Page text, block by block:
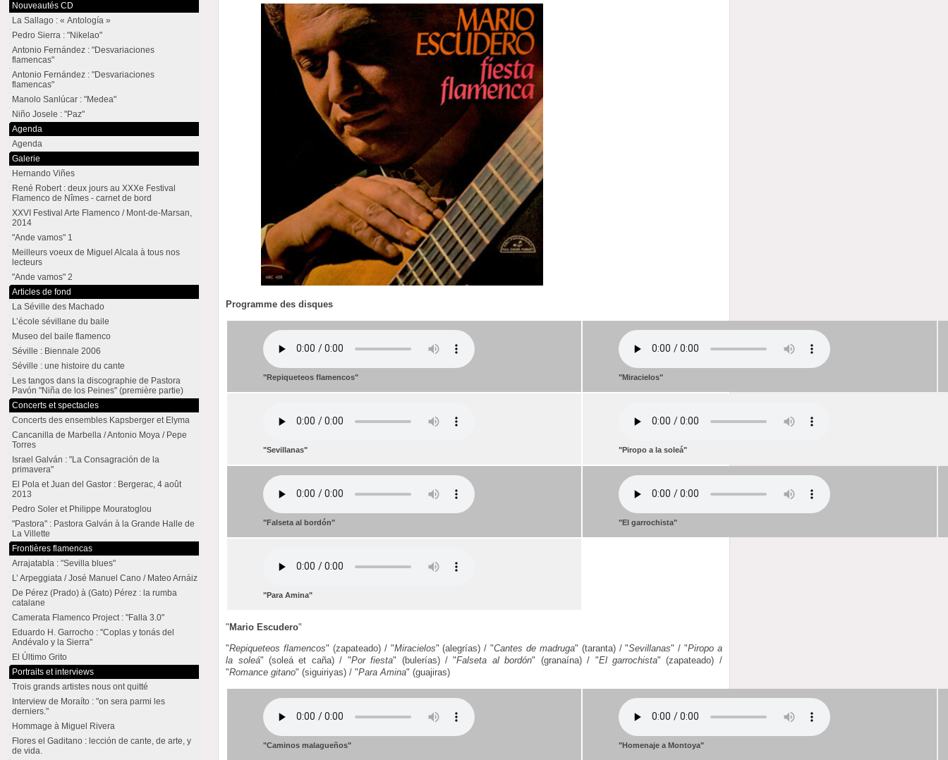
Programme des disques
"Repiqueteos flamencos" "Miracielos"
"Sevillanas" "Piropo a la soleá"
"Falseta al bordón" "El garrochista"
"Para Amina"
"Mario Escudero"
"Repiqueteos flamencos" (zapateado) / "Miracielos" (alegrías) / "Cantes de madruga" (taranta) / "Sevillanas" / "Piropo a
la soleá" (soleá et caña) / "Por fiesta" (bulerías) / "Falseta al bordón" (granaína) / "El garrochista" (zapateado) /
"Romance gitano" (siguiriyas) / "Para Amina" (guajiras)
"Caminos malagueños" "Homenaje a Montoya"
Nouveautés CD
La Sallago : « Antología »
Pedro Sierra : "Nikelao"
Antonio Fernández : "Desvariaciones
flamencas"
Antonio Fernández : "Desvariaciones
flamencas"
Manolo Sanlúcar : "Medea"
Niño Josele : "Paz"
Agenda
Agenda
Galerie
Hernando Viñes
René Robert : deux jours au XXXe Festival
Flamenco de Nîmes - carnet de bord
XXVI Festival Arte Flamenco / Mont-de-Marsan,
2014
"Ande vamos" 1
Meilleurs voeux de Miguel Alcala à tous nos
lecteurs
"Ande vamos" 2
Articles de fond
La Séville des Machado
L’école sévillane du baile
Museo del baile flamenco
Séville : Biennale 2006
Séville : une histoire du cante
Les tangos dans la discographie de Pastora
Pavón "Niña de los Peines" (première partie)
Concerts et spectacles
Concerts des ensembles Kapsberger et Elyma
Cancanilla de Marbella / Antonio Moya / Pepe
Torres
Israel Galván : "La Consagración de la
primavera"
El Pola et Juan del Gastor : Bergerac, 4 août
2013
Pedro Soler et Philippe Mouratoglou
"Pastora" : Pastora Galván à la Grande Halle de
La Villette
Frontières flamencas
Arrajatabla : "Sevilla blues"
L’ Arpeggiata / José Manuel Cano / Mateo Arnáiz
De Pérez (Prado) à (Gato) Pérez : la rumba
catalane
Camerata Flamenco Project : "Falla 3.0"
Eduardo H. Garrocho : "Coplas y tonás del
Andévalo y la Sierra"
El Último Grito
Portraits et interviews
Trois grands artistes nous ont quitté
Interview de Moraíto : "on sera parmi les
derniers."
Hommage à Miguel Rivera
Flores el Gaditano : lección de cante, de arte, y
de vida.